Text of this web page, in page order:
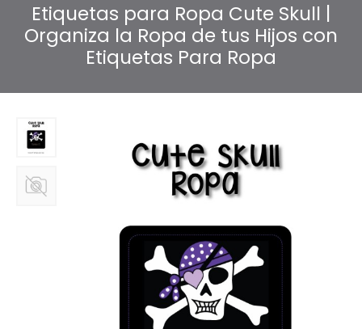
Etiquetas para Ropa Cute Skull |
Organiza la Ropa de tus Hijos con
Etiquetas Para Ropa